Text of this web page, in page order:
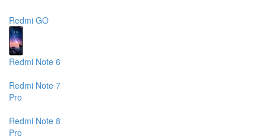
Redmi GO
Redmi Note 6
Redmi Note 7
Pro
Redmi Note 8
Pro